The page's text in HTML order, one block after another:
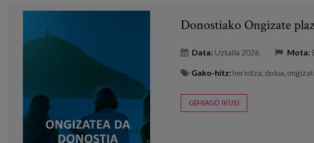
Donostiako Ongizate
Data: Uztaila 2026 Mota:
Gako-hitz: heriotza, dolua,
GEHIAGO IKUSI